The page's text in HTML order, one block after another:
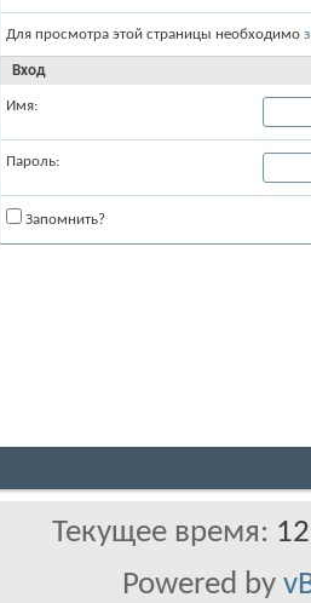
Для просмотра этой страницы необходимо
Вход
Имя:
Пароль:
Запомнить?
Текущее время:
Powered by